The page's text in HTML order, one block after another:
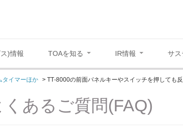
)情報 TOAを知る IR情報 サス
タイマーほか > TT‐8000の前面パネルキーやスイッチを押しても
くあるご質問(FAQ)